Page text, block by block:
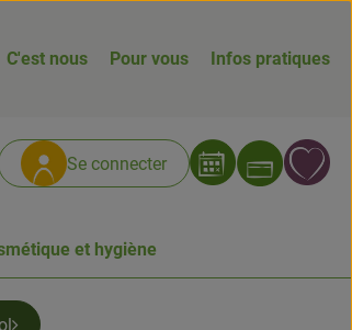
C'est nous Pour vous Infos pratiques
Se connecter
et hygiène